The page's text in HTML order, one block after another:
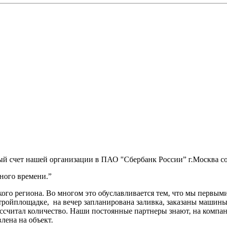
счет нашей организации в ПАО "Сбербанк России” г.Москва
времени.”
региона. Во многом это обуславливается тем, что мы
на вечер запланирована заливка, заказаны
количество. Наши постоянные партнеры знают,
на объект.